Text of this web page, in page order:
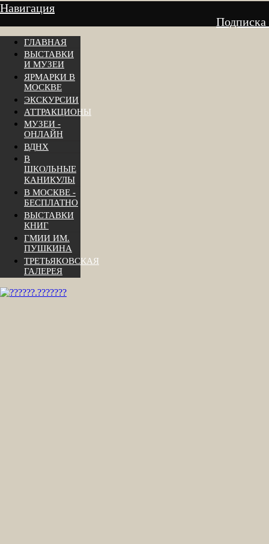
Навигация
Подписка
ГЛАВНАЯ
ВЫСТАВКИ
И МУЗЕИ
ЯРМАРКИ В
МОСКВЕ
ЭКСКУРСИИ
АТТРАКЦИОНЫ
МУЗЕИ -
ОНЛАЙН
ВДНХ
В
ШКОЛЬНЫЕ
КАНИКУЛЫ
В МОСКВЕ -
БЕСПЛАТНО
ВЫСТАВКИ
КНИГ
ГМИИ ИМ.
ПУШКИНА
ТРЕТЬЯКОВСКАЯ
ГАЛЕРЕЯ